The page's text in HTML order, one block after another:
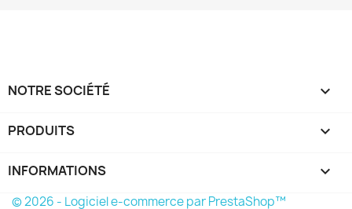
NOTRE SOCIÉTÉ 
PRODUITS 
INFORMATIONS keyboard_arrow_down
© 2026 - Logiciel e-commerce par PrestaShop™